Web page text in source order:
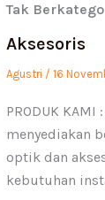
Tak
Aksesoris
Agustri / 16
PRODUK KAMI
menyediakan
optik dan
kebutuhan